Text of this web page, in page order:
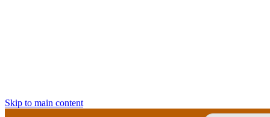
Skip to main content